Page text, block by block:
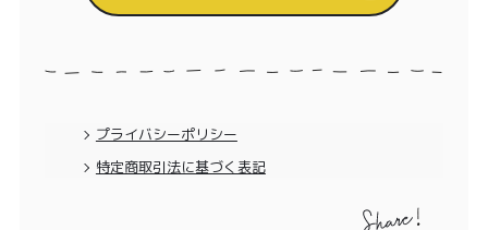
プライバシーポリシー
特定商取引法に基づく表記